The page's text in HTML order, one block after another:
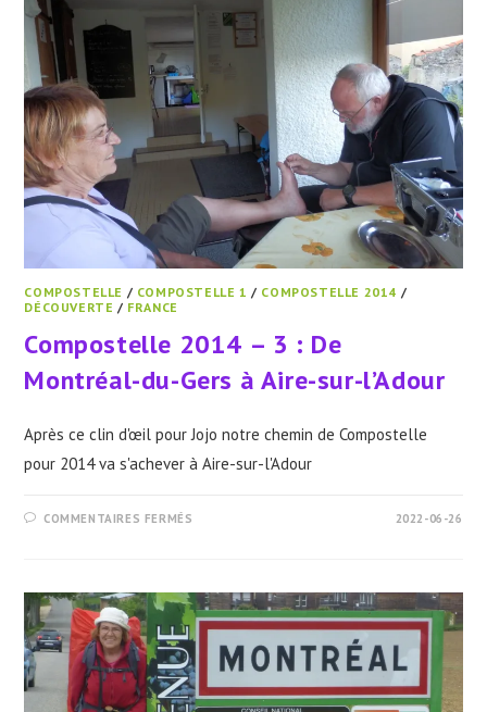
COMPOSTELLE / COMPOSTELLE 1 / COMPOSTELLE 2014 /
DÉCOUVERTE / FRANCE
Compostelle 2014 – 3 : De
Montréal-du-Gers à Aire-sur-l’Adour
Après ce clin d'œil pour Jojo notre chemin de Compostelle
pour 2014 va s'achever à Aire-sur-l'Adour
COMMENTAIRES FERMÉS
:
DE
MONTRÉAL-
DU-
GERS
À
AIRE-
SUR-
L’ADOUR
2022-06-26